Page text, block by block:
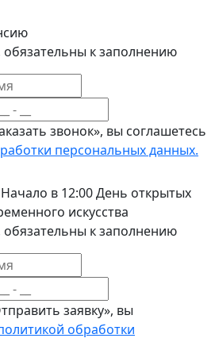
к заполнению
звонок», вы соглашетесь
персональных данных.
в 12:00 День открытых
искусства
к заполнению
заявку», вы
обработки